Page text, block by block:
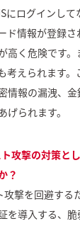
にログインし
ド情報が登録
高く危険です
考えられます
情報の漏洩、
られます。
攻撃の対策と
？
撃を回避する
を導入する、